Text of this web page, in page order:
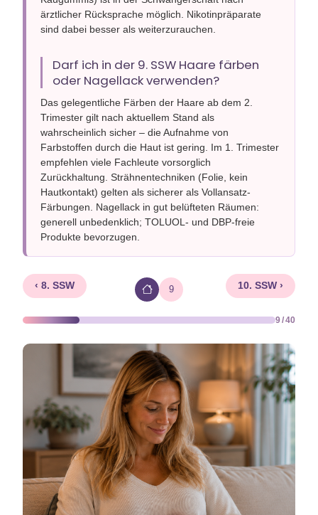
ärztlicher Rücksprache möglich. Nikotinpräparate
sind dabei besser als weiterzurauchen.
Darf ich in der 9. SSW Haare färben
oder Nagellack verwenden?
Das gelegentliche Färben der Haare ab dem 2.
Trimester gilt nach aktuellem Stand als
wahrscheinlich sicher – die Aufnahme von
Farbstoffen durch die Haut ist gering. Im 1. Trimester
empfehlen viele Fachleute vorsorglich
Zurückhaltung. Strähnentechniken (Folie, kein
Hautkontakt) gelten als sicherer als Vollansatz-
Färbungen. Nagellack in gut belüfteten Räumen:
generell unbedenklich; TOLUOL- und DBP-freie
Produkte bevorzugen.
‹ 8. SSW 9 10. SSW ›
9 / 40